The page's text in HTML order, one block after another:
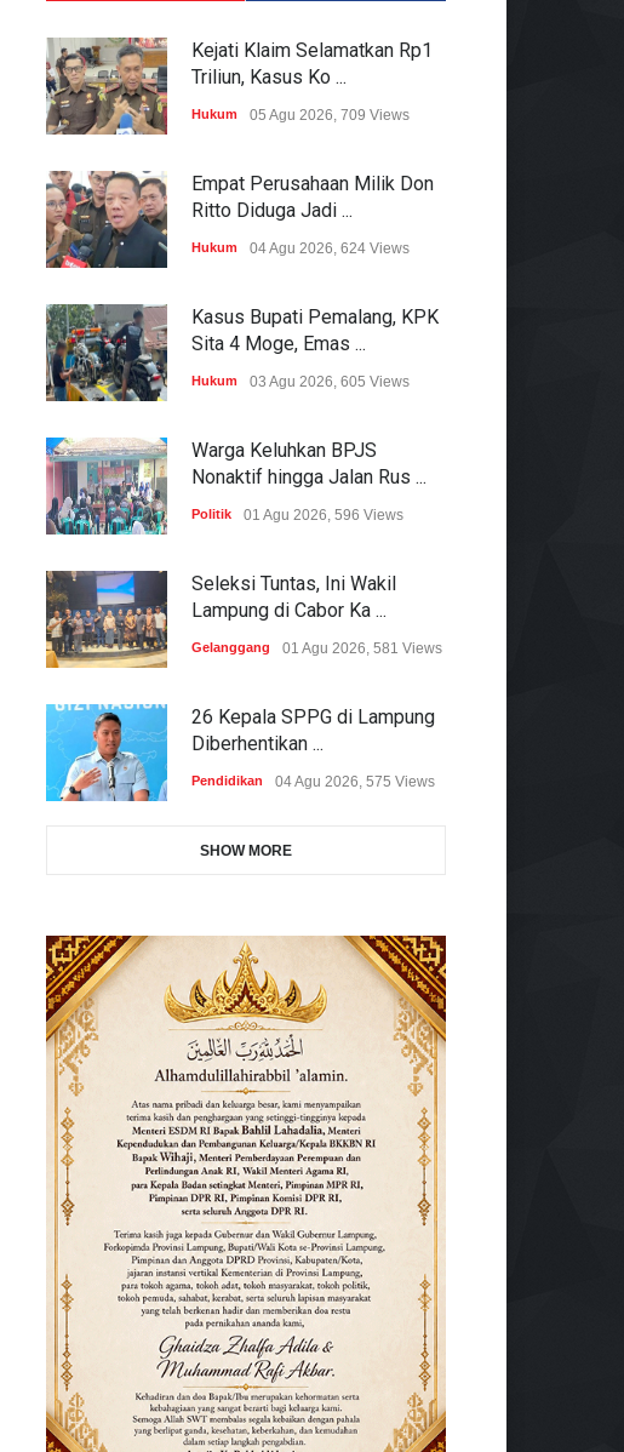
Kejati Klaim Selamatkan Rp1
Triliun, Kasus Ko ...
Hukum 05 Agu 2026, 709 Views
Empat Perusahaan Milik Don
Ritto Diduga Jadi ...
Hukum 04 Agu 2026, 624 Views
Kasus Bupati Pemalang, KPK
Sita 4 Moge, Emas ...
Hukum 03 Agu 2026, 605 Views
Warga Keluhkan BPJS
Nonaktif hingga Jalan Rus ...
Politik 01 Agu 2026, 596 Views
Seleksi Tuntas, Ini Wakil
Lampung di Cabor Ka ...
Gelanggang 01 Agu 2026, 581 Views
26 Kepala SPPG di Lampung
Diberhentikan ...
Pendidikan 04 Agu 2026, 575 Views
SHOW MORE